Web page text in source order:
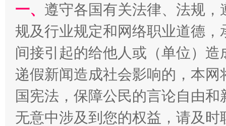
揭开“小金库”的免责幌子
一、 遵守各国有关法律、法规
规及行业规定和网络职业道德
间接引起的给他人或（单位）
递假新闻造成社会影响的，本
国宪法，保障公民的言论自由
无意中涉及到您的权益，请及